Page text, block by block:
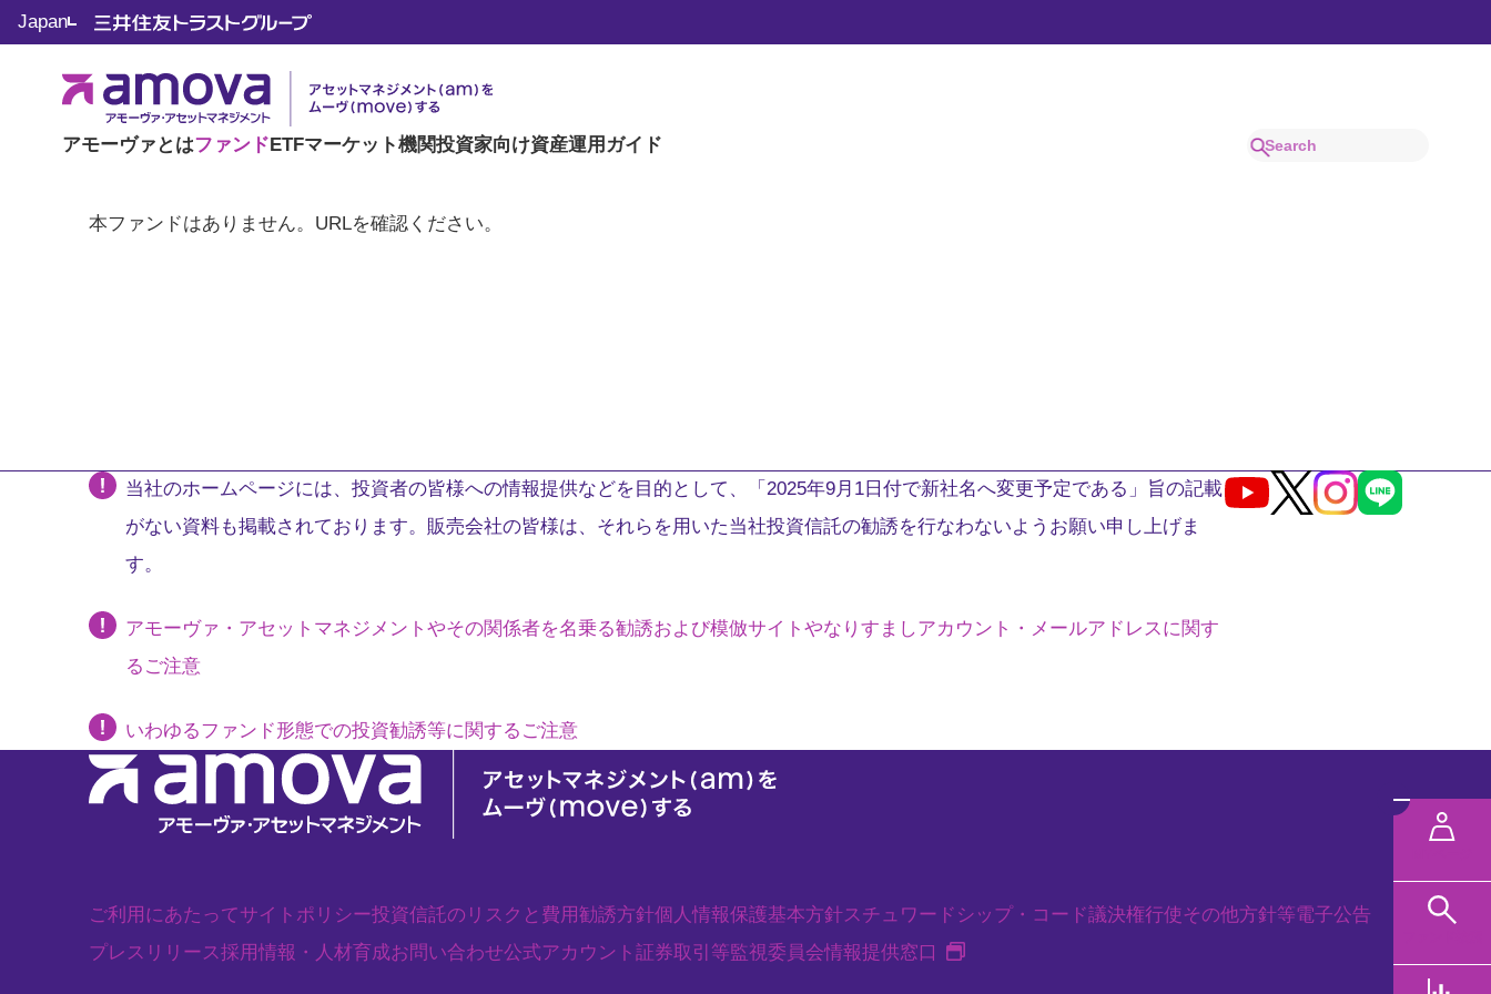
アモーヴァとはファンドETFマーケット機関投資家向け資産運用ガイド
Japan
本ファンドはありません。URLを確認ください。
メ
を
当社のホームページには、投資者の皆様への情報提供などを目的として、「2025年9月1日付で新社名へ変更予定である」旨の記載
がない資料も掲載されております。販売会社の皆様は、それらを用いた当社投資信託の勧誘を行なわないようお願い申し上げま
す。
アモーヴァ・アセットマネジメントやその関係者を名乗る勧誘および模倣サイトやなりすましアカウント・メールアドレスに関す
るご注意
いわゆるファンド形態での投資勧誘等に関するご注意
Youtube
X Instagram
LINE
ご利用にあたってサイトポリシー投資信託のリスクと費用勧誘方針個人情報保護基本方針スチュワードシップ・コード議決権行使その他方針等電子公告
プレスリリース採用情報・人材育成お問い合わせ公式アカウント 証券取引等監視委員会情報提供窓口